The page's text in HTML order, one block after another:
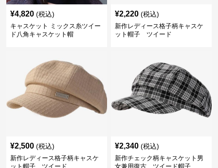
¥4,820 (税込)
キャスケット ミックス糸ツイー
ド八角キャスケット帽
¥2,220 (税込)
新作レディース格子柄キャスケ
ット帽子 ツイード
¥2,500 (税込)
新作レディース格子柄キャスケ
ット帽子 ツイード
¥2,340 (税込)
新作チェック柄キャスケット男
女兼用復古 ツイード帽子